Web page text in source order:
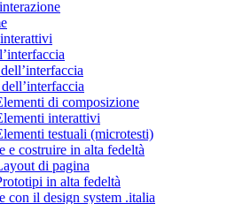
di composizione
interattivi
testuali (microtesti)
e costruire in alta fedeltà
di pagina
in alta fedeltà
con il design system .italia